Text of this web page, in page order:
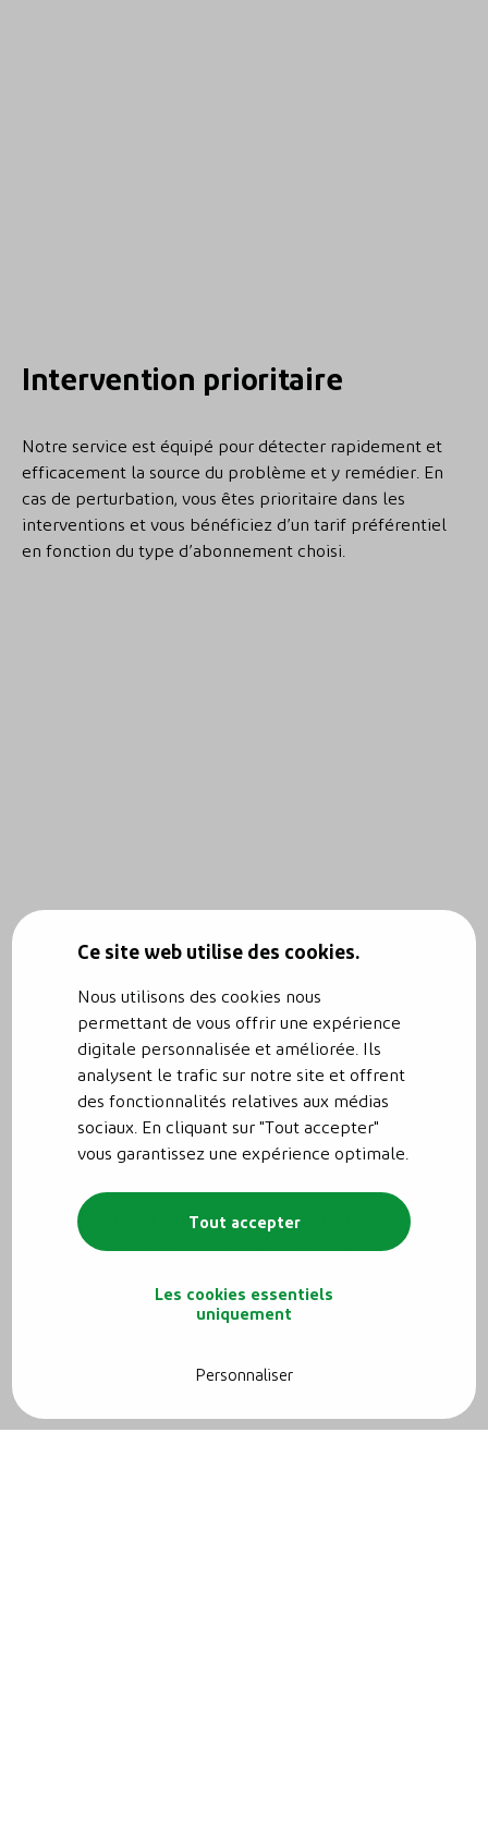
Ce site web utilise des cookies.
Nous utilisons des cookies nous
permettant de vous offrir une expérience
digitale personnalisée et améliorée. Ils
analysent le trafic sur notre site et offrent
des fonctionnalités relatives aux médias
sociaux. En cliquant sur "Tout accepter"
vous garantissez une expérience optimale.
Tout accepter
Les cookies essentiels
uniquement
Personnaliser
Intervention prioritaire
Notre service est équipé pour détecter rapidement et
efficacement la source du problème et y remédier. En
cas de perturbation, vous êtes prioritaire dans les
interventions et vous bénéficiez d’un tarif préférentiel
en fonction du type d’abonnement choisi.
Rapport annuel et conseils
Vous recevrez un rapport annuel avec toutes les
données de votre installation photovoltaïque :
production. Nous vous offrons des conseils personnalisés
basés sur votre profil de consommation pour optimiser